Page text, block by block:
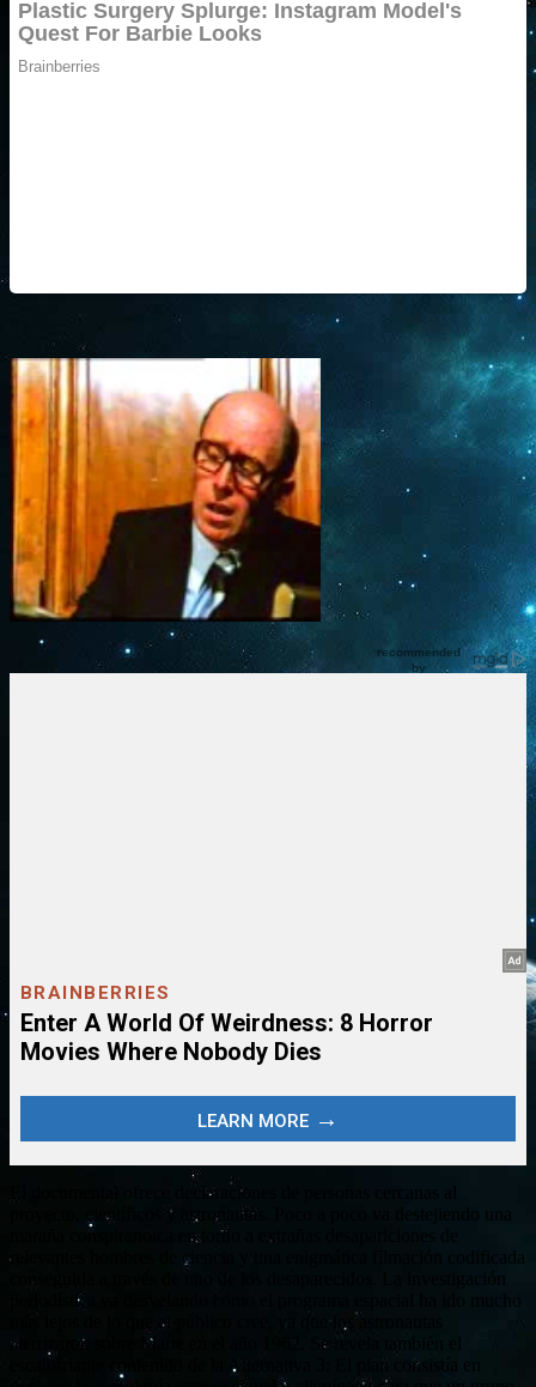
El documental ofrece declaraciones de personas cercanas al
proyecto, científicos y astronautas. Poco a poco va destejiendo una
maraña conspiranoica en torno a extrañas desapariciones de
relevantes hombres de ciencia y una enigmática filmación codificada
conseguida a través de uno de los desaparecidos. La investigación
periodística va desvelando cómo el programa espacial ha ido mucho
más lejos de lo que el público cree, ya que los astronautas
aterrizaron sobre Marte en el año 1962. Se revela también el
escalofriante contenido de la Alternativa 3: El plan consistía en